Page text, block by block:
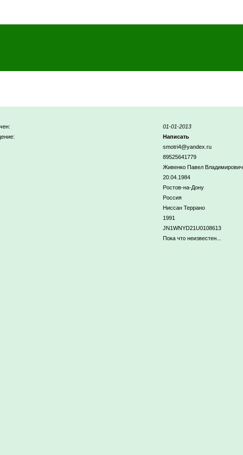
01-01-2013
Написать
smotri4@yandex.ru
89525641779
Живенко Павел Владимирович
20.04.1984
Ростов-на-Дону
Россия
Ниссан Террано
1991
JN1WNYD21U0108613
Пока что неизвестен...